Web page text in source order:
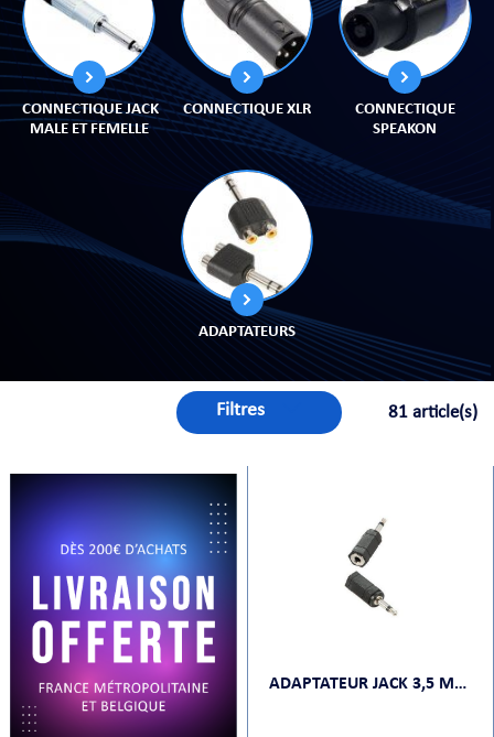
AUDIO
CONNECTIQUE JACK
MALE ET FEMELLE
CONNECTIQUE XLR
CONNECTIQUE
SPEAKON
ADAPTATEURS
Filtres 81 article(s)
ADAPTATEUR JACK 3,5 MM STÉRÉO FEMELLE VERS JACK 3,5 MM MONO MÂLE